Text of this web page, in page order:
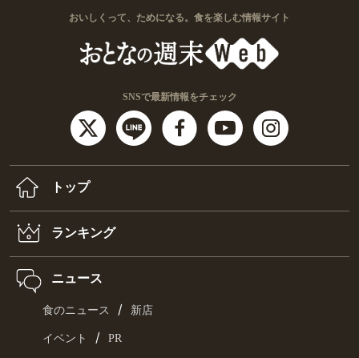
おいしくって、ためになる。食を楽しむ情報サイト
SNSで最新情報をチェック
トップ
ランキング
ニュース
食のニュース / 新店
イベント / PR